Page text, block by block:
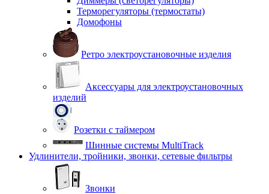
Терморегуляторы (термостаты)
Домофоны
Ретро электроустановочные изделия
Аксессуары для электроустановочных
изделий
Розетки с таймером
Шинные системы MultiTrack
Удлинители, тройники, звонки, сетевые фильтры
Звонки